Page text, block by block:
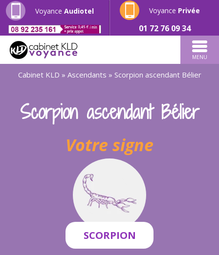
Voyance Audiotel Voyance Privée
01 72 76 09 34
MENU
Cabinet KLD » Ascendants » Scorpion ascendant Bélier
Scorpion ascendant Bélier
Votre signe
SCORPION